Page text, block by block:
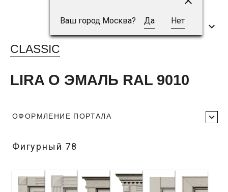
Ваш город Москва? Да Нет
CLASSIC
LIRA O ЭМАЛЬ RAL 9010
ОФОРМЛЕНИЕ ПОРТАЛА
Фигурный 78